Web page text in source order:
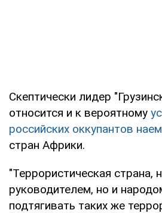
Скептически лидер
относится и к вероятному
российских оккупантов
стран Африки.
"Террористическая страна,
руководителем, но и
подтягивать таких же